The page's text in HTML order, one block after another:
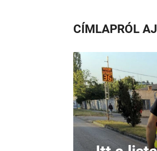
CÍMLAPRÓL